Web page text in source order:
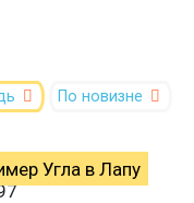
По новизне
Угла в Лапу